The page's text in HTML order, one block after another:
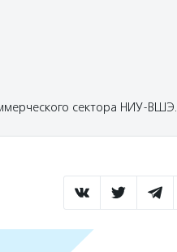
сектора НИУ-ВШЭ.